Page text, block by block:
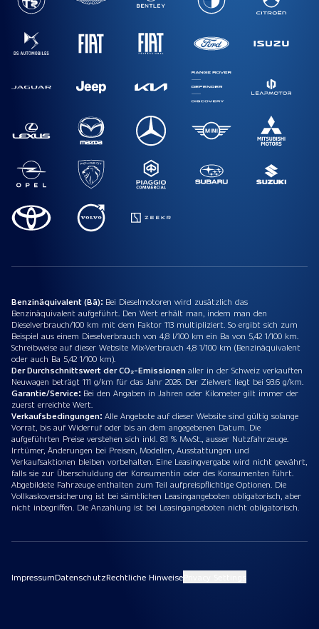
Benzinäquivalent (Bä): Bei Dieselmotoren wird zusätzlich das
Benzinäquivalent aufgeführt. Den Wert erhält man, indem man den
Dieselverbrauch/100 km mit dem Faktor 113 multipliziert. So ergibt sich zum
Beispiel aus einem Dieselverbrauch von 4,8 l/100 km ein Ba von 5,42 1/100 km.
Schreibweise auf dieser Website Mix-Verbrauch 4,8 1/100 km (Benzinäquivalent
oder auch Ba 5,42 1/100 km).
Der Durchschnittswert der CO₂-Emissionenaller in der Schweiz verkauften
Neuwagen beträgt 111 g/km für das Jahr 2026. Der Zielwert liegt bei 93.6 g/km.
Garantie/Service: Bei den Angaben in Jahren oder Kilometer gilt immer der
zuerst erreichte Wert.
Verkaufsbedingungen: Alle Angebote auf dieser Website sind gültig solange
Vorrat, bis auf Widerruf oder bis an dem angegebenen Datum. Die
aufgeführten Preise verstehen sich inkl. 8.1 % MwSt., ausser Nutzfahrzeuge.
Irrtümer, Änderungen bei Preisen, Modellen, Ausstattungen und
Verkaufsaktionen bleiben vorbehalten. Eine Leasingvergabe wird nicht gewährt,
falls sie zur Überschuldung der Konsumentin oder des Konsumenten führt.
Abgebildete Fahrzeuge enthalten zum Teil aufpreispflichtige Optionen. Die
Vollkaskoversicherung ist bei sämtlichen Leasingangeboten obligatorisch, aber
nicht inbegriffen. Die Anzahlung ist bei Leasingangeboten nicht obligatorisch.
ImpressumDatenschutzRechtliche Hinweise